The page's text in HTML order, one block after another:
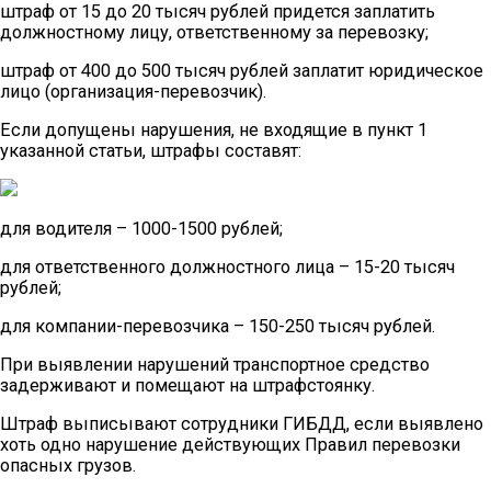
штраф от 15 до 20 тысяч рублей придется заплатить
должностному лицу, ответственному за перевозку;
штраф от 400 до 500 тысяч рублей заплатит юридическое
лицо (организация-перевозчик).
Если допущены нарушения, не входящие в пункт 1
указанной статьи, штрафы составят:
для водителя – 1000-1500 рублей;
для ответственного должностного лица – 15-20 тысяч
рублей;
для компании-перевозчика – 150-250 тысяч рублей.
При выявлении нарушений транспортное средство
задерживают и помещают на штрафстоянку.
Штраф выписывают сотрудники ГИБДД, если выявлено
хоть одно нарушение действующих Правил перевозки
опасных грузов.